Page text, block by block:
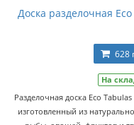
Доска разделочная
628
На
Разделочная доска Eco
изготовленный из